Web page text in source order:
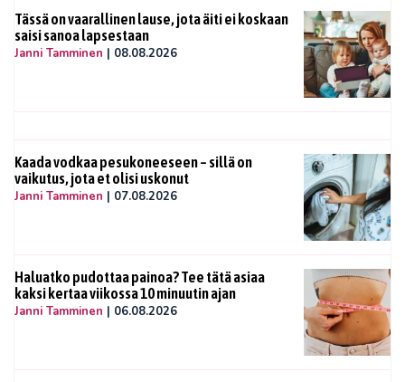
Tässä on vaarallinen lause, jota äiti ei koskaan
saisi sanoa lapsestaan
Janni Tamminen | 08.08.2026
Kaada vodkaa pesukoneeseen – sillä on
vaikutus, jota et olisi uskonut
Janni Tamminen | 07.08.2026
Haluatko pudottaa painoa? Tee tätä asiaa
kaksi kertaa viikossa 10 minuutin ajan
Janni Tamminen | 06.08.2026